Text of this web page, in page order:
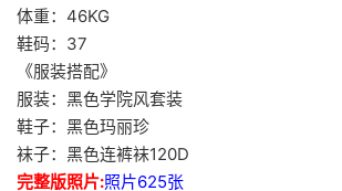
体重：46KG
鞋码：37
《服装搭配》
服装：黑色学院风套装
鞋子：黑色玛丽珍
袜子：黑色连裤袜120D
完整版照片:照片625张